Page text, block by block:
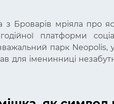
з Броварів мріяла про
платформи
парк Neopolis,
для іменинниці